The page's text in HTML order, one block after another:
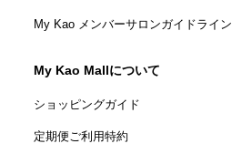
My Kao メンバーサロンガイドライン
My Kao Mallについて
ショッピングガイド
定期便ご利用特約